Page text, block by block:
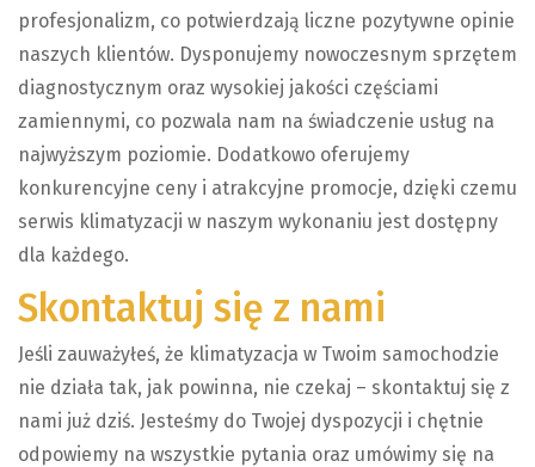
profesjonalizm, co potwierdzają liczne pozytywne opinie
naszych klientów. Dysponujemy nowoczesnym sprzętem
diagnostycznym oraz wysokiej jakości częściami
zamiennymi, co pozwala nam na świadczenie usług na
najwyższym poziomie. Dodatkowo oferujemy
konkurencyjne ceny i atrakcyjne promocje, dzięki czemu
serwis klimatyzacji w naszym wykonaniu jest dostępny
dla każdego.
Skontaktuj się z nami
Jeśli zauważyłeś, że klimatyzacja w Twoim samochodzie
nie działa tak, jak powinna, nie czekaj – skontaktuj się z
nami już dziś. Jesteśmy do Twojej dyspozycji i chętnie
odpowiemy na wszystkie pytania oraz umówimy się na